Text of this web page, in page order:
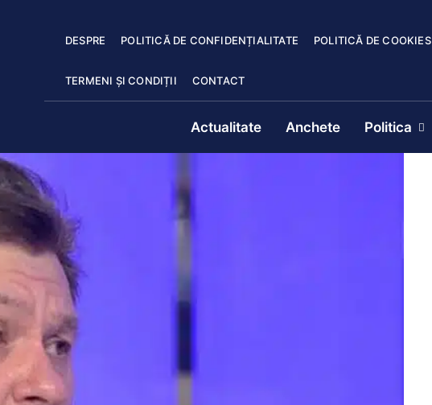
DESPRE POLITICĂ DE CONFIDENȚIALITATE POLITICĂ DE COOKIES
TERMENI ȘI CONDIȚII CONTACT
Actualitate Anchete Politica